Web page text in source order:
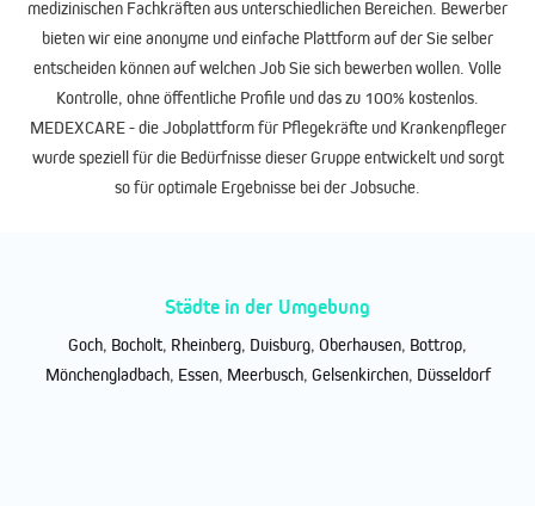
medizinischen Fachkräften aus unterschiedlichen Bereichen. Bewerber
bieten wir eine anonyme und einfache Plattform auf der Sie selber
entscheiden können auf welchen Job Sie sich bewerben wollen. Volle
Kontrolle, ohne öffentliche Profile und das zu 100% kostenlos.
MEDEXCARE - die Jobplattform für Pflegekräfte und Krankenpfleger
wurde speziell für die Bedürfnisse dieser Gruppe entwickelt und sorgt
so für optimale Ergebnisse bei der Jobsuche.
Städte in der Umgebung
Goch, Bocholt, Rheinberg, Duisburg, Oberhausen, Bottrop,
Mönchengladbach, Essen, Meerbusch, Gelsenkirchen, Düsseldorf